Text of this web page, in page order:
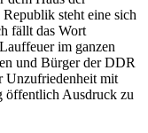
steht eine sich
fällt das Wort
im ganzen
und Bürger der DDR
Unzufriedenheit mit
öffentlich Ausdruck zu